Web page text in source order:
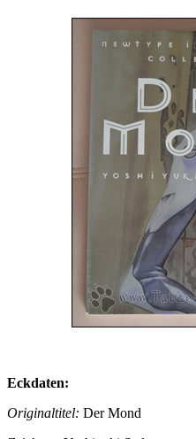
Eckdaten:
Originaltitel: Der Mond